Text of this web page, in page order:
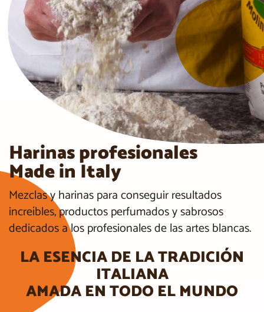
Harinas profesionales
Made in Italy
Mezclas y harinas para conseguir resultados
increíbles, productos perfumados y sabrosos
dedicados a los profesionales de las artes blancas.
LA ESENCIA DE LA TRADICIÓN
ITALIANA
AMADA EN TODO EL MUNDO